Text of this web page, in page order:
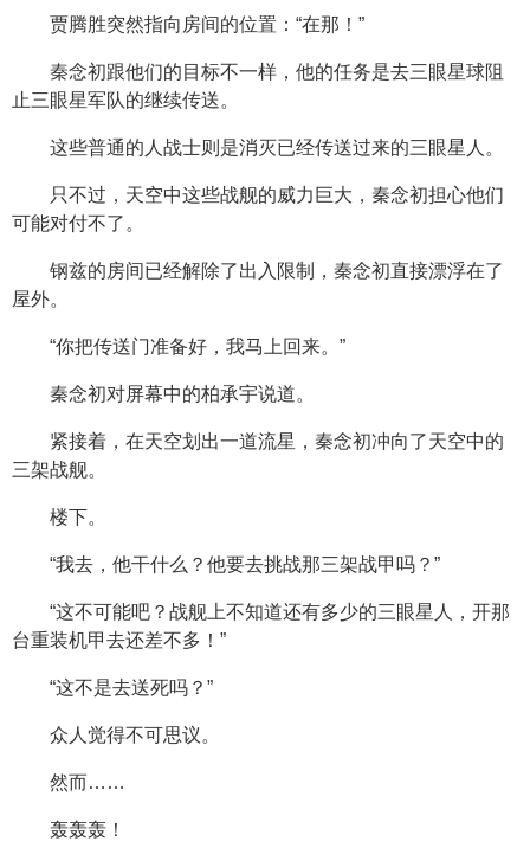
贾腾胜突然指向房间的位置：“在那！”
秦念初跟他们的目标不一样，他的任务是去三眼星球阻
止三眼星军队的继续传送。
这些普通的人战士则是消灭已经传送过来的三眼星人。
只不过，天空中这些战舰的威力巨大，秦念初担心他们
可能对付不了。
钢兹的房间已经解除了出入限制，秦念初直接漂浮在了
屋外。
“你把传送门准备好，我马上回来。”
秦念初对屏幕中的柏承宇说道。
紧接着，在天空划出一道流星，秦念初冲向了天空中的
三架战舰。
楼下。
“我去，他干什么？他要去挑战那三架战甲吗？”
“这不可能吧？战舰上不知道还有多少的三眼星人，开那
台重装机甲去还差不多！”
“这不是去送死吗？”
众人觉得不可思议。
然而……
轰轰轰！